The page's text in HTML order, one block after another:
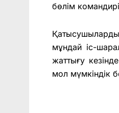
бөлім
мұндай іс-
жаттығу
мол мүмкіндік